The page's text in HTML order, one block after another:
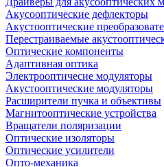
Акусооптические дефлекторы
Акустооптические
Перестраиваемые
Оптические компоненты
Адаптивная оптика
Электрооптичесие модуляторы
Акустооптические модуляторы
Расширители пучка и объективы
Магнитооптические устройства
Вращатели поляризации
Оптические изоляторы
Оптические усилители
Опто-механика